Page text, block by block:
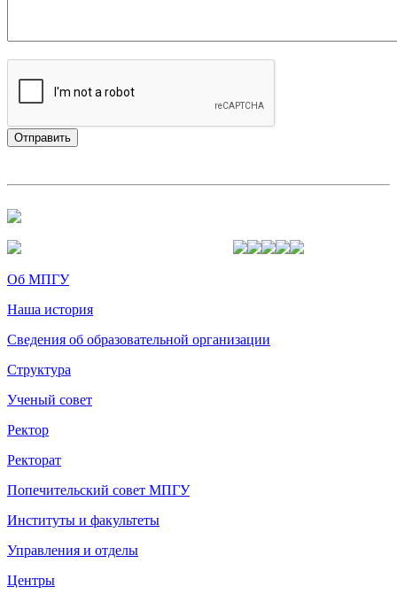
Об МПГУ
Наша история
Сведения об образовательной организации
Структура
Ученый совет
Ректор
Ректорат
Попечительский совет МПГУ
Институты и факультеты
Управления и отделы
Центры